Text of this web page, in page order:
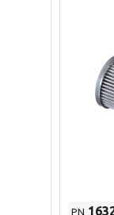
PN